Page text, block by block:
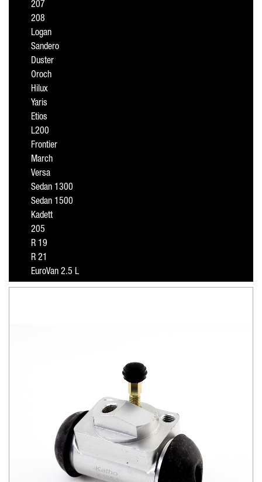
207
208
Logan
Sandero
Duster
Oroch
Hilux
Yaris
Etios
L200
Frontier
March
Versa
Sedan 1300
Sedan 1500
Kadett
205
R 19
R 21
EuroVan 2.5 L